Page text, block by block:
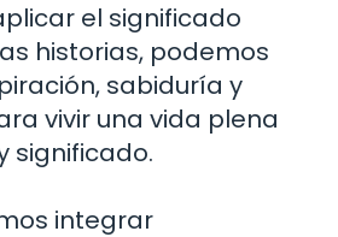
el significado
historias, podemos
sabiduría y
vivir una vida plena
significado.
integrar